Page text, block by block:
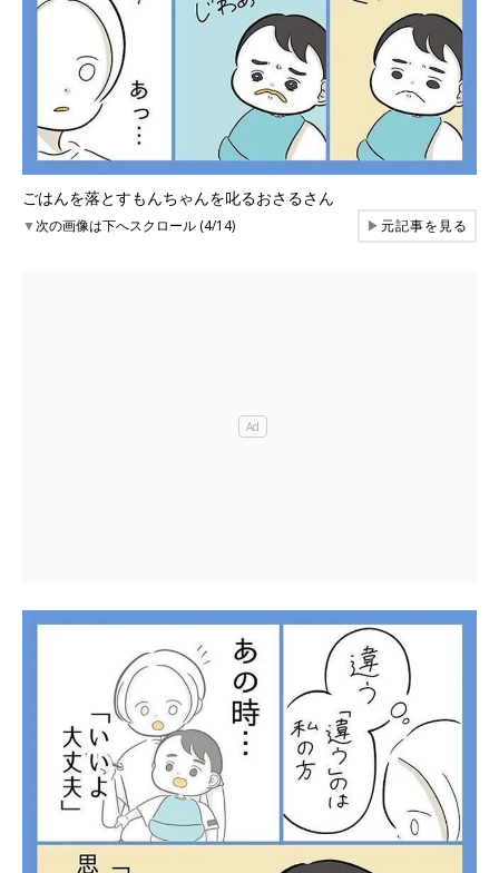
ごはんを落とすもんちゃんを叱るおさるさん
▼次の画像は下へスクロール (4/14) ▶元記事を見る